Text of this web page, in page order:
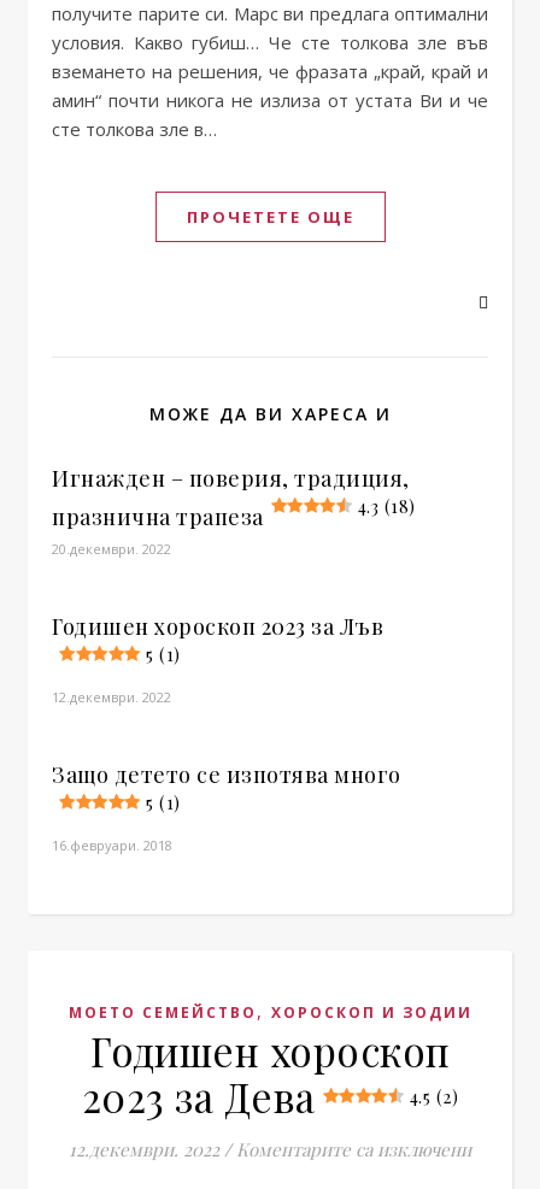
получите парите си. Марс ви предлага оптимални
условия. Какво губиш… Че сте толкова зле във
вземането на решения, че фразата „край, край и
амин“ почти никога не излиза от устата Ви и че
сте толкова зле в…
ПРОЧЕТЕТЕ ОЩЕ
МОЖЕ ДА ВИ ХАРЕСА И
Игнажден – поверия, традиция,
празнична трапеза
4.3 (18)
20.декември. 2022
Годишен хороскоп 2023 за Лъв
5 (1)
12.декември. 2022
Защо детето се изпотява много
5 (1)
16.февруари. 2018
МОЕТО СЕМЕЙСТВО , ХОРОСКОП И ЗОДИИ
Годишен хороскоп
2023 за Дева
4.5 (2)
12.декември. 2022 / Коментарите са изключениза